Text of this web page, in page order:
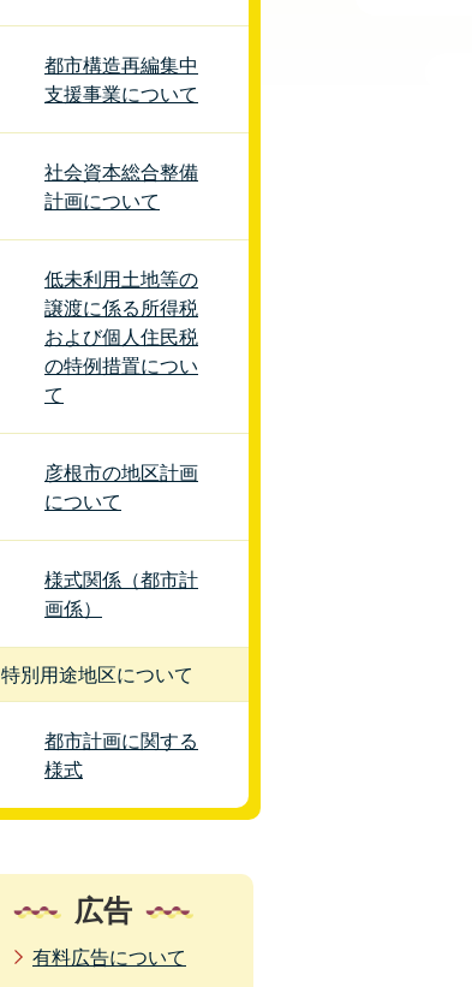
都市構造再編集中
支援事業について
社会資本総合整備
計画について
低未利用土地等の
譲渡に係る所得税
および個人住民税
の特例措置につい
て
彦根市の地区計画
について
様式関係（都市計
画係）
特別用途地区について
都市計画に関する
様式
広告
有料広告について